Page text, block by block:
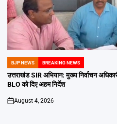
POSTED
IN
BJP NEWS BREAKING NEWS
उत्तराखंड SIR अभियान: मुख्य निर्वाचन
BLO को दिए अहम निर्देश
on
August 4, 2026